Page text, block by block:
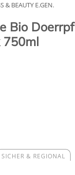
& BEAUTY E.GEN.
Bio
750ml
SICHER & REGIONAL